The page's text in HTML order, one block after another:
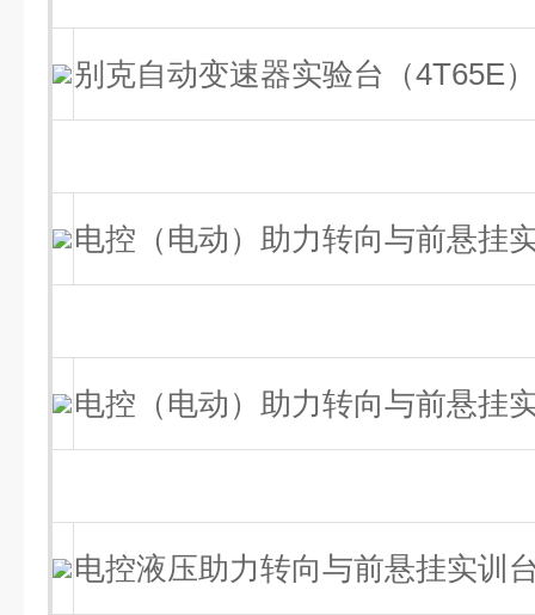
别克自动变速器实验台（4T65E）
电控（电动）助力转向与前悬挂
电控（电动）助力转向与前悬挂
电控液压助力转向与前悬挂实训